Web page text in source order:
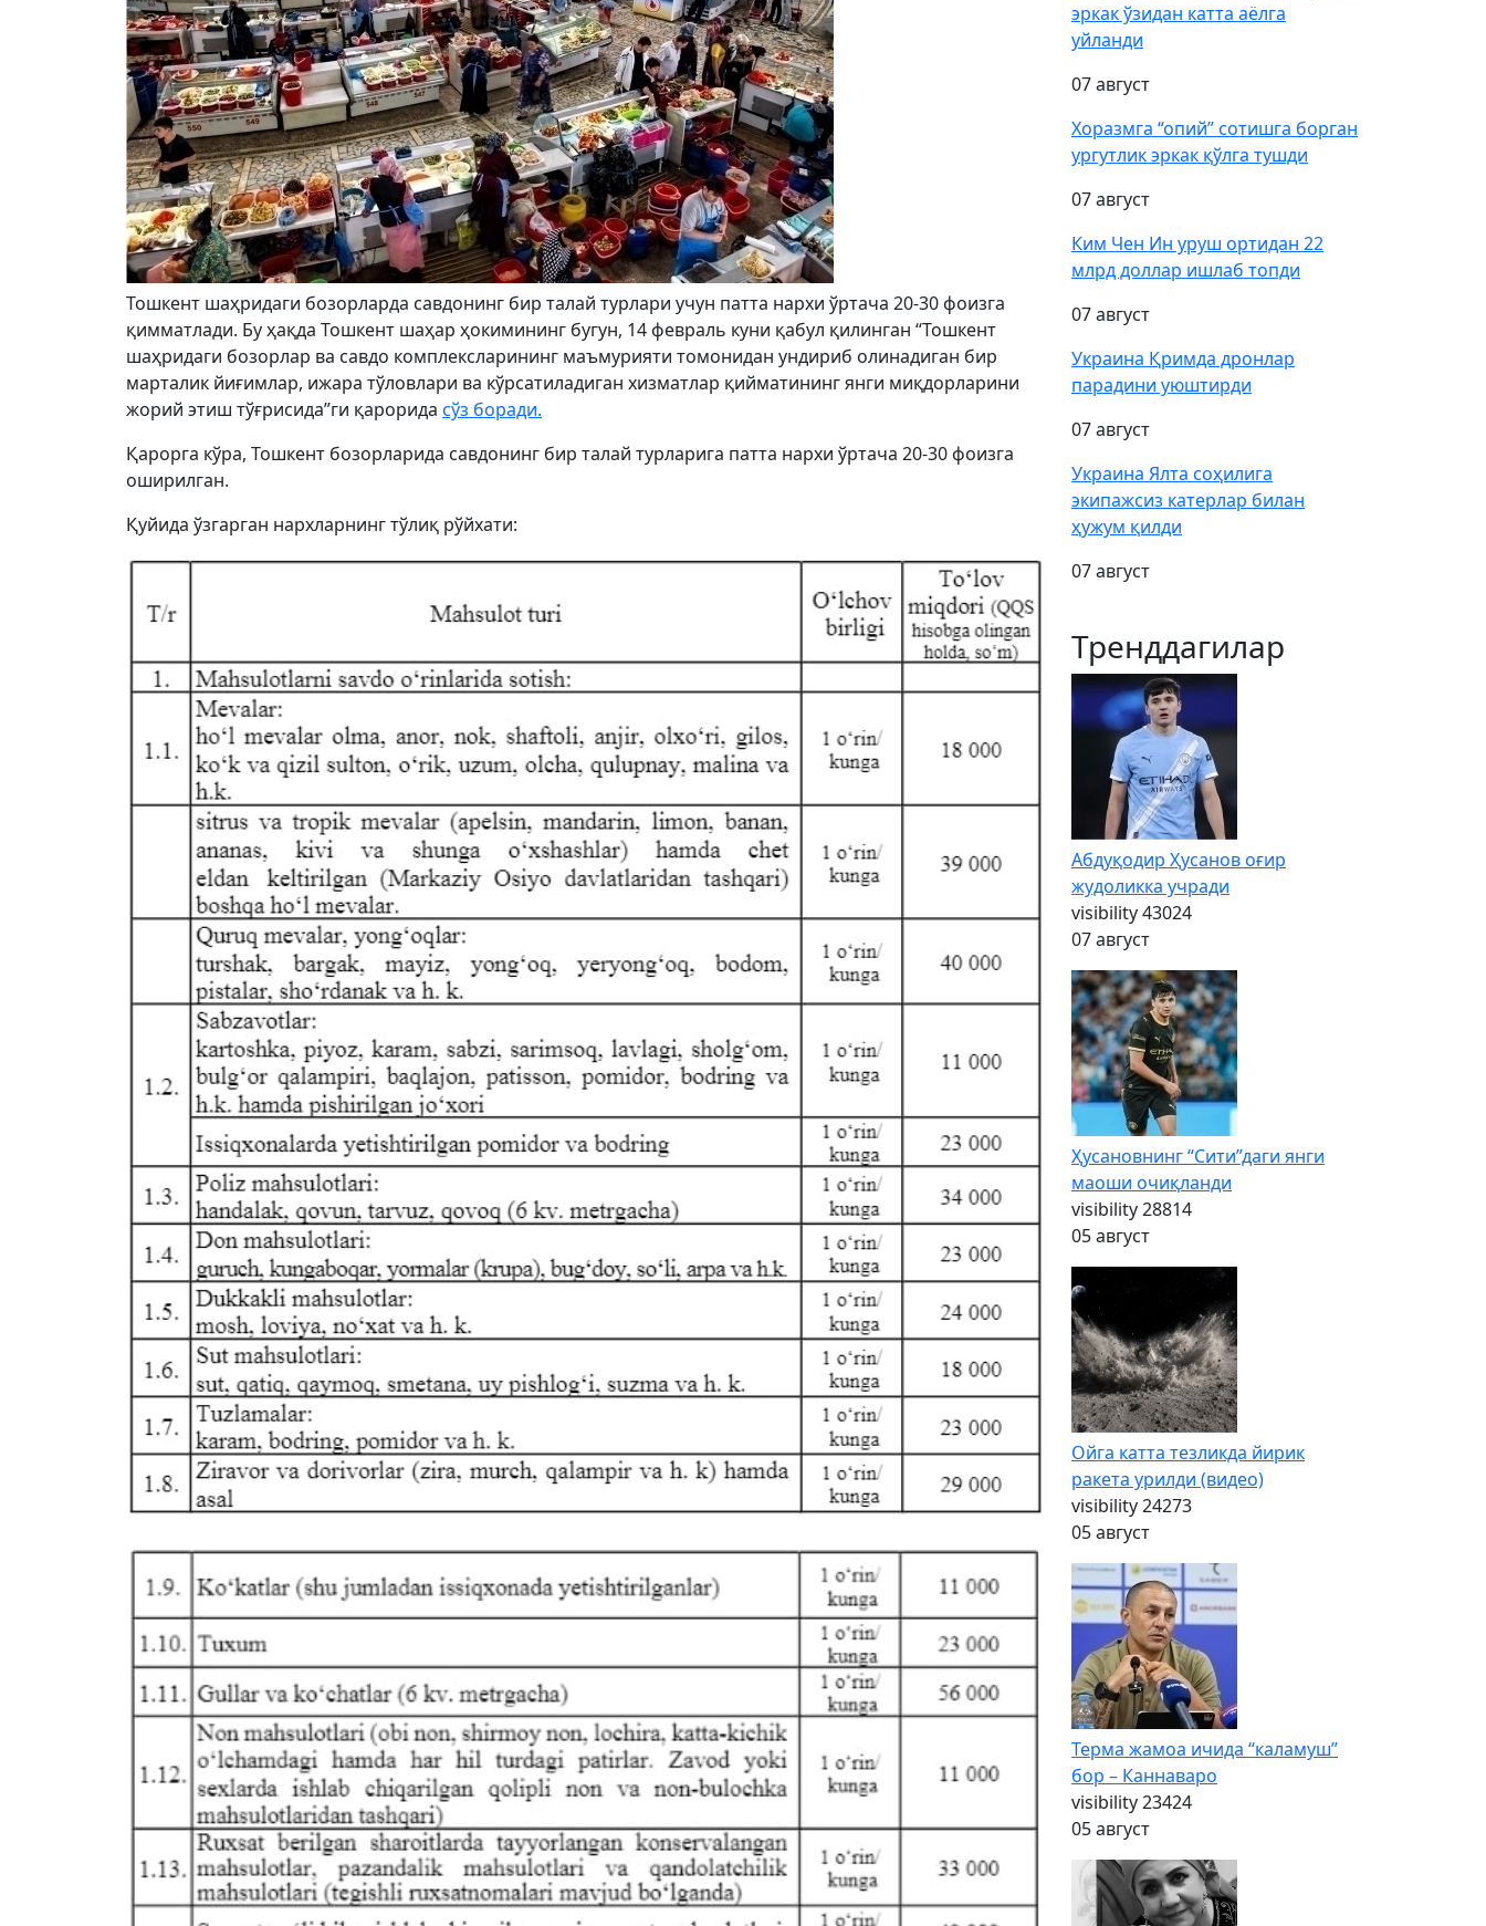
Тошкент шаҳридаги бозорларда савдонинг бир талай турлари учун патта нархи ўртача 20-30 фоизга
қимматлади. Бу ҳақда Тошкент шаҳар ҳокимининг бугун, 14 февраль куни қабул қилинган “Тошкент
шаҳридаги бозорлар ва савдо комплексларининг маъмурияти томонидан ундириб олинадиган бир
марталик йиғимлар, ижара тўловлари ва кўрсатиладиган хизматлар қийматининг янги миқдорларини
жорий этиш тўғрисида”ги қарорида сўз боради.
Қарорга кўра, Тошкент бозорларида савдонинг бир талай турларига патта нархи ўртача 20-30 фоизга
оширилган.
Қуйида ўзгарган нархларнинг тўлиқ рўйхати:
эркак ўзидан катта аёлга
уйланди
07 август
Хоразмга “опий” сотишга борган
ургутлик эркак қўлга тушди
07 август
Ким Чен Ин уруш ортидан 22
млрд доллар ишлаб топди
07 август
Украина Қримда дронлар
парадини уюштирди
07 август
Украина Ялта соҳилига
экипажсиз катерлар билан
ҳужум қилди
07 август
Тренддагилар
Абдуқодир Ҳусанов оғир
жудоликка учради
visibility43024
07 август
Ҳусановнинг “Сити”даги янги
маоши очиқланди
visibility28814
05 август
Ойга катта тезликда йирик
ракета урилди (видео)
visibility24273
05 август
Терма жамоа ичида “каламуш”
бор – Каннаваро
visibility23424
05 август